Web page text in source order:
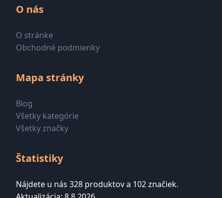
O nás
O stránke
Obchodné podmienky
Mapa stránky
Blog
Všetky kategórie
Všetky značky
Štatistiky
Nájdete u nás 328 produktov a 102 značiek.